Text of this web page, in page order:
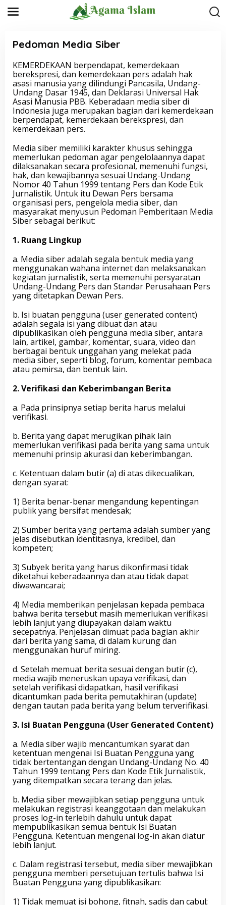
Pedoman Media Siber
1
8
J
A
N
U
A
R
0
2
3
O
E
H
A
N
O
N
A
R
Y
KEMERDEKAAN berpendapat, kemerdekaan
berekspresi, dan kemerdekaan pers adalah hak
asasi manusia yang dilindungi Pancasila, Undang-
Undang Dasar 1945, dan Deklarasi Universal Hak
Asasi Manusia PBB. Keberadaan media siber di
Indonesia juga merupakan bagian dari kemerdekaan
berpendapat, kemerdekaan berekspresi, dan
kemerdekaan pers.
Media siber memiliki karakter khusus sehingga
memerlukan pedoman agar pengelolaannya dapat
dilaksanakan secara profesional, memenuhi fungsi,
hak, dan kewajibannya sesuai Undang-Undang
Nomor 40 Tahun 1999 tentang Pers dan Kode Etik
Jurnalistik. Untuk itu Dewan Pers bersama
organisasi pers, pengelola media siber, dan
masyarakat menyusun Pedoman Pemberitaan Media
Siber sebagai berikut:
1. Ruang Lingkup
a. Media siber adalah segala bentuk media yang
menggunakan wahana internet dan melaksanakan
kegiatan jurnalistik, serta memenuhi persyaratan
Undang-Undang Pers dan Standar Perusahaan Pers
yang ditetapkan Dewan Pers.
b. Isi buatan pengguna (user generated content)
adalah segala isi yang dibuat dan atau
dipublikasikan oleh pengguna media siber, antara
lain, artikel, gambar, komentar, suara, video dan
berbagai bentuk unggahan yang melekat pada
media siber, seperti blog, forum, komentar pembaca
atau pemirsa, dan bentuk lain.
2. Verifikasi dan Keberimbangan Berita
a. Pada prinsipnya setiap berita harus melalui
verifikasi.
b. Berita yang dapat merugikan pihak lain
memerlukan verifikasi pada berita yang sama untuk
memenuhi prinsip akurasi dan keberimbangan.
c. Ketentuan dalam butir (a) di atas dikecualikan,
dengan syarat:
1) Berita benar-benar mengandung kepentingan
publik yang bersifat mendesak;
2) Sumber berita yang pertama adalah sumber yang
jelas disebutkan identitasnya, kredibel, dan
kompeten;
3) Subyek berita yang harus dikonfirmasi tidak
diketahui keberadaannya dan atau tidak dapat
diwawancarai;
4) Media memberikan penjelasan kepada pembaca
bahwa berita tersebut masih memerlukan verifikasi
lebih lanjut yang diupayakan dalam waktu
secepatnya. Penjelasan dimuat pada bagian akhir
dari berita yang sama, di dalam kurung dan
menggunakan huruf miring.
d. Setelah memuat berita sesuai dengan butir (c),
media wajib meneruskan upaya verifikasi, dan
setelah verifikasi didapatkan, hasil verifikasi
dicantumkan pada berita pemutakhiran (update)
dengan tautan pada berita yang belum terverifikasi.
3. Isi Buatan Pengguna (User Generated Content)
a. Media siber wajib mencantumkan syarat dan
ketentuan mengenai Isi Buatan Pengguna yang
tidak bertentangan dengan Undang-Undang No. 40
Tahun 1999 tentang Pers dan Kode Etik Jurnalistik,
yang ditempatkan secara terang dan jelas.
b. Media siber mewajibkan setiap pengguna untuk
melakukan registrasi keanggotaan dan melakukan
proses log-in terlebih dahulu untuk dapat
mempublikasikan semua bentuk Isi Buatan
Pengguna. Ketentuan mengenai log-in akan diatur
lebih lanjut.
c. Dalam registrasi tersebut, media siber mewajibkan
pengguna memberi persetujuan tertulis bahwa Isi
Buatan Pengguna yang dipublikasikan:
1) Tidak memuat isi bohong, fitnah, sadis dan cabul;